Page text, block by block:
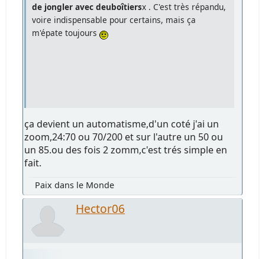
de jongler avec deuboîtiersx . C'est très répandu,
voire indispensable pour certains, mais ça
m'épate toujours
ça devient un automatisme,d'un coté j'ai un
zoom,24:70 ou 70/200 et sur l'autre un 50 ou
un 85.ou des fois 2 zomm,c'est trés simple en
fait.
Paix dans le Monde
Hector06